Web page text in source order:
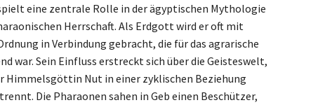
eine zentrale Rolle in der ägyptischen Mythologie
Herrschaft. Als Erdgott wird er oft mit
in Verbindung gebracht, die für das agrarische
war. Sein Einfluss erstreckt sich über die Geisteswelt,
Himmelsgöttin Nut in einer zyklischen Beziehung
Die Pharaonen sahen in Geb einen Beschützer,